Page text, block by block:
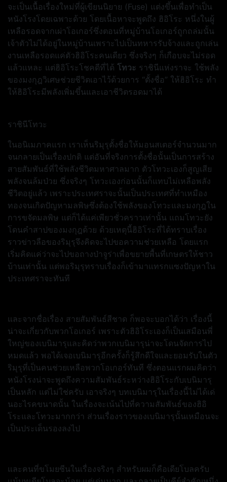
จะเป็นเนื้อเรื่องใหม่ที่ผู้เขียนนิยาย (Fuse) แต่งขึ้นเพื่อทำเป็น
หนังโรงโดยเฉพาะด้วย โดยเนื้อหาจะพูดถึง ฮิอิโระ หนึ่งในผู้
เหลือรอดจากเผ่าโอเกอร์ซึ่งตอนที่หมู่บ้านโอเกอร์ถูกถล่มนั้น
เจ้าตัวไม่ได้อยู่ในหมู่บ้านเพราะไปเป็นทหารรับจ้างและถูกเล่น
งานเหลือรอดแค่ตัวฮิอิโระคนเดียว ซึ่งจริงๆ ก็เกือบจะไม่รอด
แล้วแหละ แต่ฮิอิโระโชคดีที่ได้ โทวะ ราชินีแห่งราจะ ใช้พลัง
ของมงกุฎวิเศษช่วยชีวิตเอาไว้ด้วยการ “ตั้งชื่อ” ให้ฮิอิโระ ทำ
ให้ฮิอิโระมีพลังเพิ่มขึ้นและเอาชีวิตรอดมาได้
ราชินีโทวะ
ในอนิเมภาคแรก เราเห็นริมุรุตั้งชื่อให้มอนสเตอร์จำนวนมาก
จนกลายเป็นเรื่องปกติ แต่อันที่จริงการตั้งชื่อนั้นเป็นการสร้าง
สายสัมพันธ์ที่ใช้พลังชีวิตมหาศาลมาก ตัวโทวะเองก็สูญเสีย
พลังจนล้มป่วย ซึ่งจริงๆ โทวะเองก่อนนั้นก็แทบไม่เหลือพลัง
ชีวิตอยู่แล้ว เพราะประเทศราจะนั้นเป็นประเทศที่ทำเหมือง
ทองจนเกิดปัญหามลพิษซึ่งต้องใช้พลังของโทวะและมงกุฎใน
การขจัดมลพิษ แต่ก็ได้แค่เพียวชั่วคราวเท่านั้น แถมโทวะยัง
โดนคำสาปของมงกุฎด้วย ด้วยเหตุนี้ฮิอิโระที่ได้ทราบเรื่อง
ราวข่าวลือของริมุรุจึงคิดจะไปขอความช่วยเหลือ โดยแรก
เริ่มคิดแค่ว่าจะไปขอถางป่าจูร่าเพื่อขยายพื้นที่เกษตรให้ชาว
บ้านเท่านั้น แต่พอริมุรุทราบเรื่องก็เข้ามาแทรกแซงปัญหาใน
ประเทศราจะทันที
และจากชื่อเรื่อง สายสัมพันธ์สีชาด ก็พอจะบอกได้ว่า เรื่องนี้
น่าจะเกี่ยวกับพวกโอเกอร์ เพราะตัวฮิอิโระเองก็เป็นเสมือนพี่
ใหญ่ของเบนิมารุและคิดว่าพวกเบนิมารุน่าจะโดนจัดการไป
หมดแล้ว พอได้เจอเบนิมารุอีกครั้งก็รู้สึกดีใจและยอมรับในตัว
ริมุรุที่เป็นคนช่วยเหลือพวกโอเกอร์ทันที ซึ่งตอนแรกผมคิดว่า
หนังโรงน่าจะพูดถึงความสัมพันธ์ระหว่างฮิอิโระกับเบนิมารุ
เป็นหลัก แต่ไม่ใช่ครับ เอาจริงๆ บทเบนิมารุในเรื่องนี้ไม่ได้เด่
นอะไรคขนาดนั้น ในเรื่องจะเน้นไปที่ความสัมพันธ์ของฮิอิ
โระและโทวะมากกว่า ส่วนเรื่องราวของเบนิมารุนั้นเหมือนจะ
เป็นประเด็นรองลงไป
และคนที่ขโมยซีนในเรื่องจริงๆ สำหรับผมก็คือเดียโบลครับ